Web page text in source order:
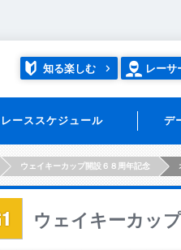
知る楽しむ レーサ
レーススケジュール デ
ウェイキーカップ開設６８周年記念
ウェイキーカッ